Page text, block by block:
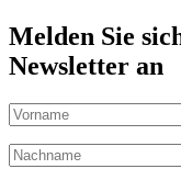
Melden Sie
Newsletter an